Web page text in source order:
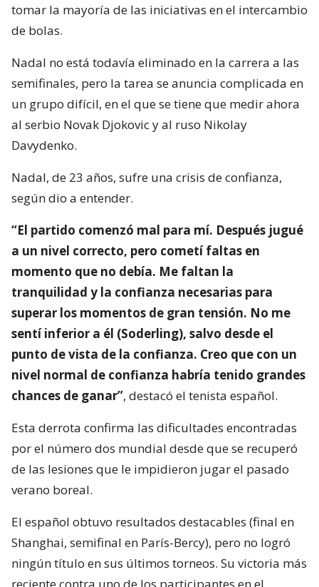
tomar la mayoría de las iniciativas en el intercambio
de bolas.
Nadal no está todavía eliminado en la carrera a las
semifinales, pero la tarea se anuncia complicada en
un grupo difícil, en el que se tiene que medir ahora
al serbio Novak Djokovic y al ruso Nikolay
Davydenko.
Nadal, de 23 años, sufre una crisis de confianza,
según dio a entender.
“El partido comenzó mal para mí. Después jugué
a un nivel correcto, pero cometí faltas en
momento que no debía. Me faltan la
tranquilidad y la confianza necesarias para
superar los momentos de gran tensión. No me
sentí inferior a él (Soderling), salvo desde el
punto de vista de la confianza. Creo que con un
nivel normal de confianza habría tenido grandes
chances de ganar”, destacó el tenista español.
Esta derrota confirma las dificultades encontradas
por el número dos mundial desde que se recuperó
de las lesiones que le impidieron jugar el pasado
verano boreal.
El español obtuvo resultados destacables (final en
Shanghai, semifinal en París-Bercy), pero no logró
ningún título en sus últimos torneos. Su victoria más
reciente contra uno de los participantes en el